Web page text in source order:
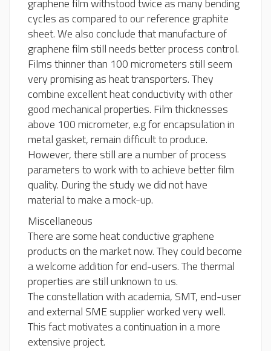
graphene film withstood twice as many bending
cycles as compared to our reference graphite
sheet. We also conclude that manufacture of
graphene film still needs better process control.
Films thinner than 100 micrometers still seem
very promising as heat transporters. They
combine excellent heat conductivity with other
good mechanical properties. Film thicknesses
above 100 micrometer, e.g for encapsulation in
metal gasket, remain difficult to produce.
However, there still are a number of process
parameters to work with to achieve better film
quality. During the study we did not have
material to make a mock-up.
Miscellaneous
There are some heat conductive graphene
products on the market now. They could become
a welcome addition for end-users. The thermal
properties are still unknown to us.
The constellation with academia, SMT, end-user
and external SME supplier worked very well.
This fact motivates a continuation in a more
extensive project.